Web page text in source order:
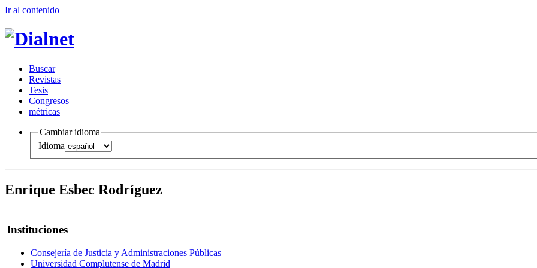
Ir al contenido
Buscar
Revistas
Tesis
Congresos
métricas
Cambiar idioma
Idioma
Enrique Esbec Rodríguez
Instituciones
Consejería de Justicia y Administraciones Públicas
Universidad Complutense de Madrid